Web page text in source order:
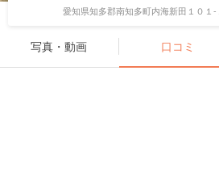
愛知県知多郡南知多町内海新田１０１
写真・動画 口コミ